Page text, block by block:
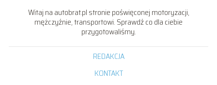
Witaj na autobrat.pl stronie poświęconej motoryzacji,
mężczyźnie, transportowi. Sprawdź co dla ciebie
przygotowaliśmy.
REDAKCJA
KONTAKT